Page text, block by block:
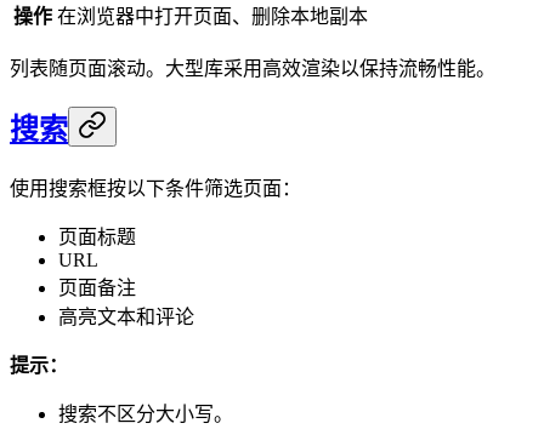
操作 在浏览器中打开页面、删除本地副本
列表随页面滚动。大型库采用高效渲染以保持流畅性能。
搜索
使用搜索框按以下条件筛选页面：
页面标题
URL
页面备注
高亮文本和评论
提示：
搜索不区分大小写。